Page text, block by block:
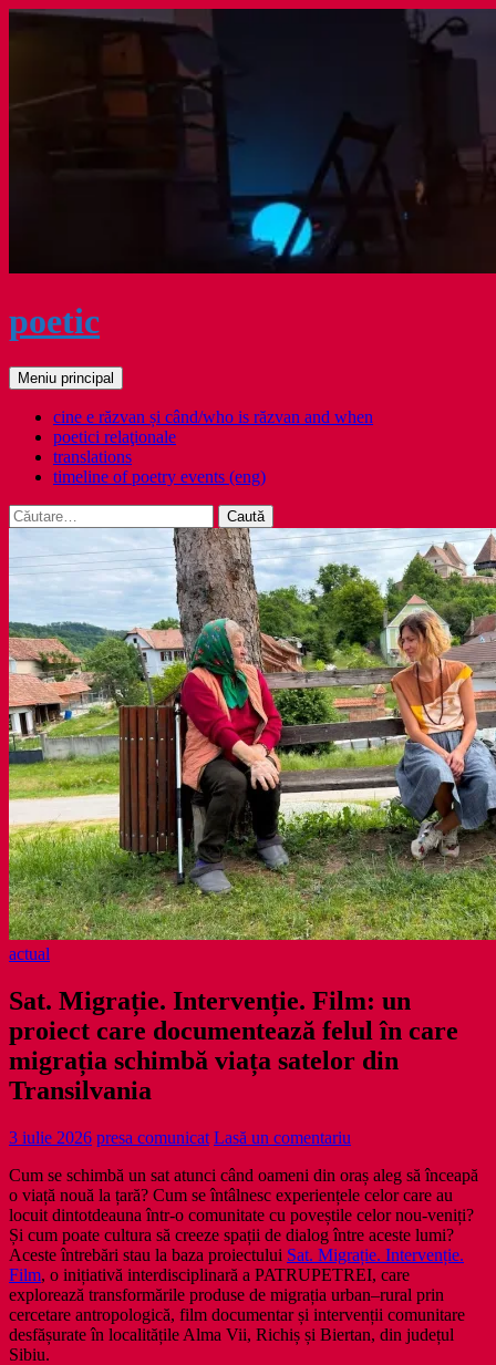
Sari
poetic
Caută
Meniu principal
cine e răzvan și când/who is răzvan and when
poetici relaţionale
translations
timeline of poetry events (eng)
Caută
după:
actual
Sat. Migrație. Intervenție. Film: un
proiect care documentează felul în care
migrația schimbă viața satelor din
Transilvania
3 iulie 2026 presa comunicat Lasă un comentariu
Cum se schimbă un sat atunci când oameni din oraș aleg să înceapă
o viață nouă la țară? Cum se întâlnesc experiențele celor care au
locuit dintotdeauna într-o comunitate cu poveștile celor nou-veniți?
Și cum poate cultura să creeze spații de dialog între aceste lumi?
Aceste întrebări stau la baza proiectului Sat. Migrație. Intervenție.
Film, o inițiativă interdisciplinară a PATRUPETREI, care
explorează transformările produse de migrația urban–rural prin
cercetare antropologică, film documentar și intervenții comunitare
desfășurate în localitățile Alma Vii, Richiș și Biertan, din județul
Sibiu.